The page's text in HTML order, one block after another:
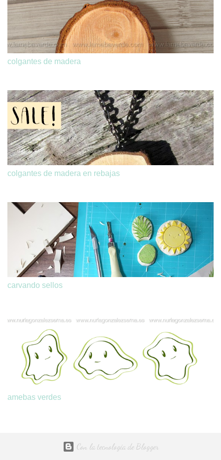
colgantes de madera
colgantes de madera en rebajas
carvando sellos
amebas verdes
Con la tecnología de Blogger